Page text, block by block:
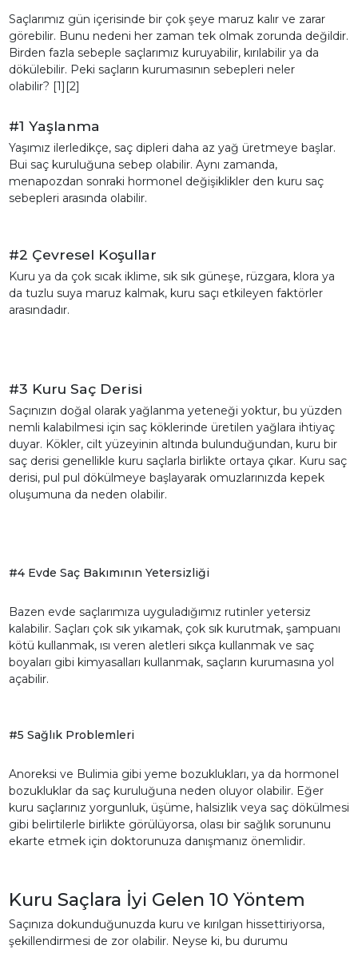
Saçlarımız gün içerisinde bir çok şeye maruz kalır ve zarar
görebilir. Bunu nedeni her zaman tek olmak zorunda değildir.
Birden fazla sebeple saçlarımız kuruyabilir, kırılabilir ya da
dökülebilir. Peki saçların kurumasının sebepleri neler
olabilir? [1][2]
#1 Yaşlanma
Yaşımız ilerledikçe, saç dipleri daha az yağ üretmeye başlar.
Bui saç kuruluğuna sebep olabilir. Aynı zamanda,
menapozdan sonraki hormonel değişiklikler den kuru saç
sebepleri arasında olabilir.
#2 Çevresel Koşullar
Kuru ya da çok sıcak iklime, sık sık güneşe, rüzgara, klora ya
da tuzlu suya maruz kalmak, kuru saçı etkileyen faktörler
arasındadır.
#3 Kuru Saç Derisi
Saçınızın doğal olarak yağlanma yeteneği yoktur, bu yüzden
nemli kalabilmesi için saç köklerinde üretilen yağlara ihtiyaç
duyar. Kökler, cilt yüzeyinin altında bulunduğundan, kuru bir
saç derisi genellikle kuru saçlarla birlikte ortaya çıkar. Kuru saç
derisi, pul pul dökülmeye başlayarak omuzlarınızda kepek
oluşumuna da neden olabilir.
#4 Evde Saç Bakımının Yetersizliği
Bazen evde saçlarımıza uyguladığımız rutinler yetersiz
kalabilir. Saçları çok sık yıkamak, çok sık kurutmak, şampuanı
kötü kullanmak, ısı veren aletleri sıkça kullanmak ve saç
boyaları gibi kimyasalları kullanmak, saçların kurumasına yol
açabilir.
#5 Sağlık Problemleri
Anoreksi ve Bulimia gibi yeme bozuklukları, ya da hormonel
bozukluklar da saç kuruluğuna neden oluyor olabilir. Eğer
kuru saçlarınız yorgunluk, üşüme, halsizlik veya saç dökülmesi
gibi belirtilerle birlikte görülüyorsa, olası bir sağlık sorununu
ekarte etmek için doktorunuza danışmanız önemlidir.
Kuru Saçlara İyi Gelen 10 Yöntem
Saçınıza dokunduğunuzda kuru ve kırılgan hissettiriyorsa,
şekillendirmesi de zor olabilir. Neyse ki, bu durumu